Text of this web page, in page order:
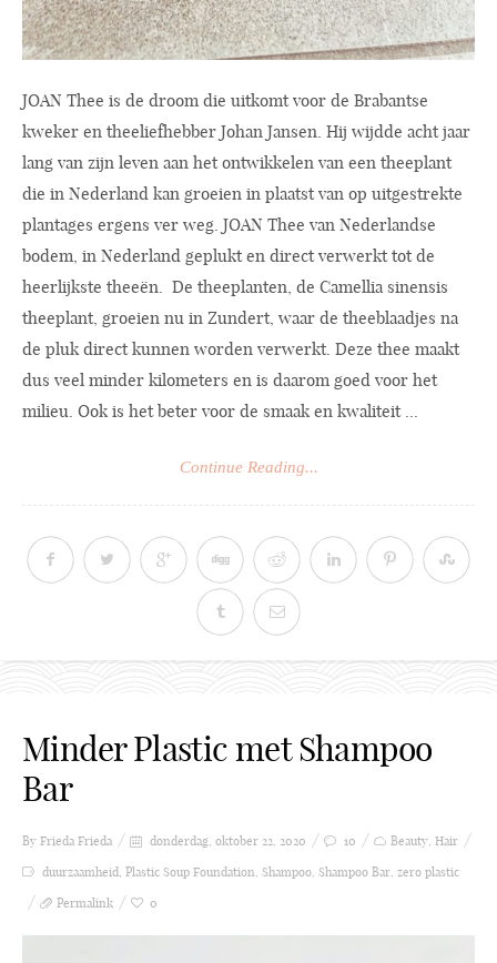
JOAN Thee is de droom die uitkomt voor de Brabantse
kweker en theeliefhebber Johan Jansen. Hij wijdde acht jaar
lang van zijn leven aan het ontwikkelen van een theeplant
die in Nederland kan groeien in plaatst van op uitgestrekte
plantages ergens ver weg. JOAN Thee van Nederlandse
bodem, in Nederland geplukt en direct verwerkt tot de
heerlijkste theeën. De theeplanten, de Camellia sinensis
theeplant, groeien nu in Zundert, waar de theeblaadjes na
de pluk direct kunnen worden verwerkt. Deze thee maakt
dus veel minder kilometers en is daarom goed voor het
milieu. Ook is het beter voor de smaak en kwaliteit ...
Continue Reading...
Minder Plastic met Shampoo
Bar
By Frieda Frieda donderdag, oktober 22, 2020 10 Beauty, Hair
duurzaamheid, Plastic Soup Foundation, Shampoo, Shampoo Bar, zero plastic
Permalink
0